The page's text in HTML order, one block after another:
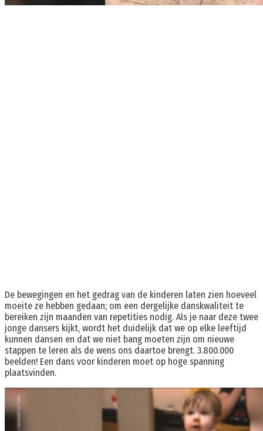
De bewegingen en het gedrag van de kinderen laten zien hoeveel
moeite ze hebben gedaan; om een ​​dergelijke danskwaliteit te
bereiken zijn maanden van repetities nodig. Als je naar deze twee
jonge dansers kijkt, wordt het duidelijk dat we op elke leeftijd
kunnen dansen en dat we niet bang moeten zijn om nieuwe
stappen te leren als de wens ons daartoe brengt. 3.800.000
beelden! Een dans voor kinderen moet op hoge spanning
plaatsvinden.